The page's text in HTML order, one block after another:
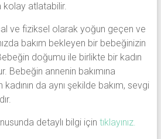
kolay atlatabilir.
ve fiziksel olarak yoğun geçen ve
bakım bekleyen bir bebeğinizin
doğumu ile birlikte bir kadın
Bebeğin annenin bakımına
da aynı şekilde bakım, sevgi
detaylı bilgi için tıklayınız.